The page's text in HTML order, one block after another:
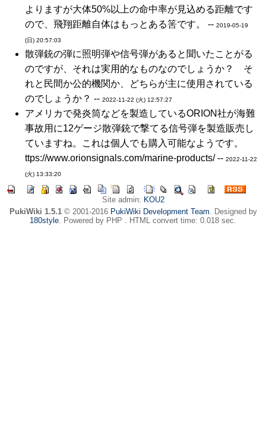
よりますが大体50%以上の命中率が見込める距離です
ので、飛翔距離自体はもっとある筈です。 -- 2019-05-19
(日) 20:57:03
散弾銃の弾に照明弾や信号弾があると聞いたことがる
のですが、それは実用的なものなのでしょうか？ そ
れと民間か公的機関か、どちらが主に使用されている
のでしょうか？ -- 2022-11-22 (火) 12:57:27
アメリカで発炎筒などを製造しているORION社が海難
事故用に12ゲージ散弾銃で撃てる信号弾を製造販売し
ていますね。これは個人でも購入可能なようです。
ttps://www.orionsignals.com/marine-products/ -- 2022-11-22
(火) 13:33:20
Site admin: KOU2
PukiWiki 1.5.1© 2001-2016 PukiWiki Development Team. Designed by
180style. Powered by PHP . HTML convert time: 0.018 sec.